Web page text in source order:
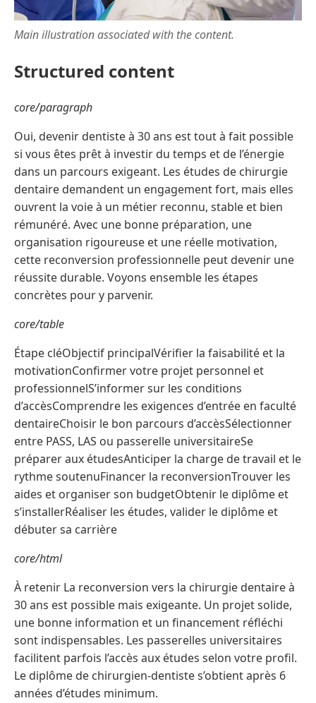
Main illustration associated with the content.
Structured content
core/paragraph
Oui, devenir dentiste à 30 ans est tout à fait possible
si vous êtes prêt à investir du temps et de l’énergie
dans un parcours exigeant. Les études de chirurgie
dentaire demandent un engagement fort, mais elles
ouvrent la voie à un métier reconnu, stable et bien
rémunéré. Avec une bonne préparation, une
organisation rigoureuse et une réelle motivation,
cette reconversion professionnelle peut devenir une
réussite durable. Voyons ensemble les étapes
concrètes pour y parvenir.
core/table
Étape cléObjectif principalVérifier la faisabilité et la
motivationConfirmer votre projet personnel et
professionnelS’informer sur les conditions
d’accèsComprendre les exigences d’entrée en faculté
dentaireChoisir le bon parcours d’accèsSélectionner
entre PASS, LAS ou passerelle universitaireSe
préparer aux étudesAnticiper la charge de travail et le
rythme soutenuFinancer la reconversionTrouver les
aides et organiser son budgetObtenir le diplôme et
s’installerRéaliser les études, valider le diplôme et
débuter sa carrière
core/html
À retenir La reconversion vers la chirurgie dentaire à
30 ans est possible mais exigeante. Un projet solide,
une bonne information et un financement réfléchi
sont indispensables. Les passerelles universitaires
facilitent parfois l’accès aux études selon votre profil.
Le diplôme de chirurgien-dentiste s’obtient après 6
années d’études minimum.